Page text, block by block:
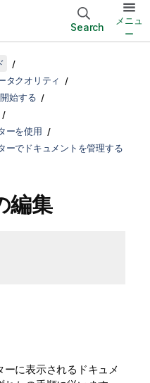
Search
メニュ
ー
タクオリティ
始する
ーを使用
ーでドキュメントを管理する
編集
に表示されるドキュメ